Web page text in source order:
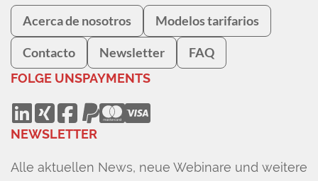
Acerca de nosotros Modelos tarifarios
Contacto Newsletter FAQ
FOLGE UNSPAYMENTS
NEWSLETTER
Alle aktuellen News, neue Webinare und weitere